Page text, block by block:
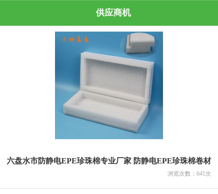
供应商机
六盘水市防静电EPE珍珠棉专业厂家 防静电EPE珍珠棉卷材
浏览次数： 641 次